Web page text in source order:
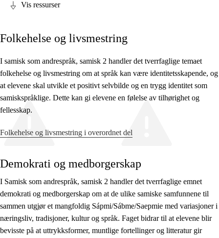
Kjerneelementer
Tverrfaglige temaer
Grunnleggende ferdigheter
Vis ressurser
Folkehelse og livsmestring
I samisk som andrespråk, samisk 2 handler det tverrfaglige temaet
folkehelse og livsmestring om at språk kan være identitetsskapende, og
at elevene skal utvikle et positivt selvbilde og en trygg identitet som
samiskspråklige. Dette kan gi elevene en følelse av tilhørighet og
fellesskap.
Folkehelse og livsmestring i overordnet del
Demokrati og medborgerskap
I Samisk som andrespråk, samisk 2 handler det tverrfaglige emnet
demokrati og medborgerskap om at de ulike samiske samfunnene til
sammen utgjør et mangfoldig Sápmi/Sábme/Saepmie med variasjoner i
næringsliv, tradisjoner, kultur og språk. Faget bidrar til at elevene blir
bevisste på at uttrykksformer, muntlige fortellinger og litteratur gir